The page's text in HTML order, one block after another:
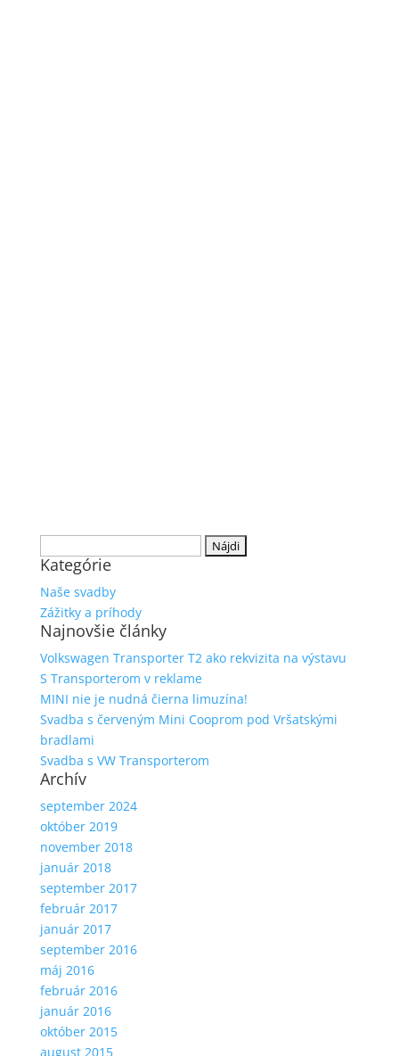
Kategórie
Naše svadby
Zážitky a príhody
Najnovšie články
Volkswagen Transporter T2 ako rekvizita na výstavu
S Transporterom v reklame
MINI nie je nudná čierna limuzína!
Svadba s červeným Mini Cooprom pod Vršatskými
bradlami
Svadba s VW Transporterom
Archív
september 2024
október 2019
november 2018
január 2018
september 2017
február 2017
január 2017
september 2016
máj 2016
február 2016
január 2016
október 2015
august 2015